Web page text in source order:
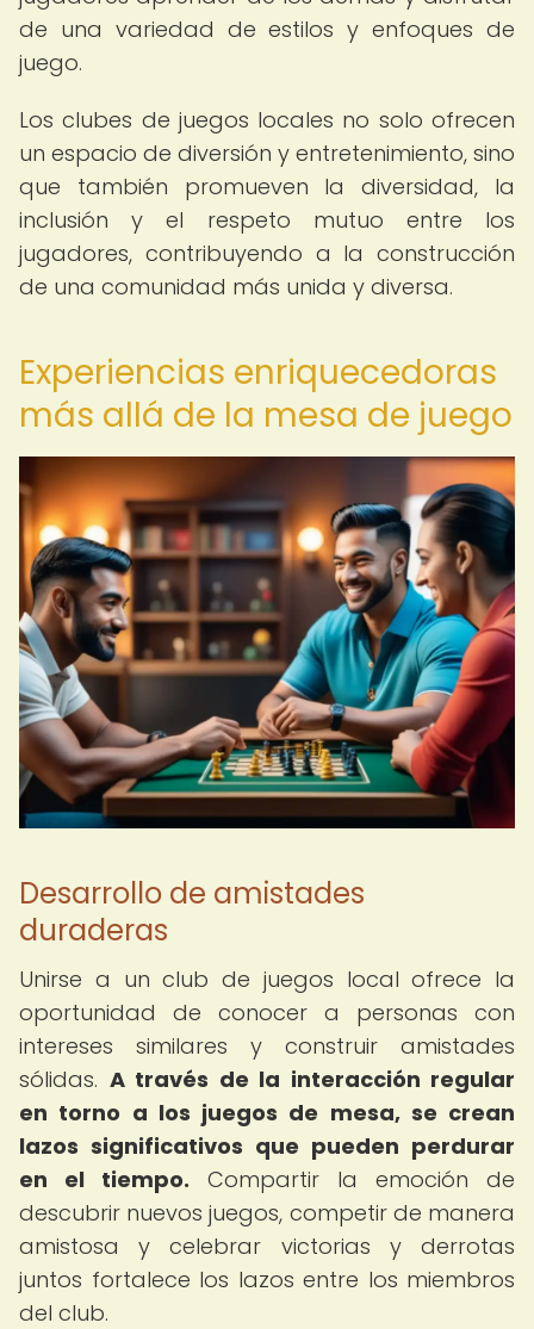
de una variedad de estilos y enfoques de
juego.
Los clubes de juegos locales no solo ofrecen
un espacio de diversión y entretenimiento, sino
que también promueven la diversidad, la
inclusión y el respeto mutuo entre los
jugadores, contribuyendo a la construcción
de una comunidad más unida y diversa.
Experiencias enriquecedoras
más allá de la mesa de juego
Desarrollo de amistades
duraderas
Unirse a un club de juegos local ofrece la
oportunidad de conocer a personas con
intereses similares y construir amistades
sólidas. A través de la interacción regular
en torno a los juegos de mesa, se crean
lazos significativos que pueden perdurar
en el tiempo. Compartir la emoción de
descubrir nuevos juegos, competir de manera
amistosa y celebrar victorias y derrotas
juntos fortalece los lazos entre los miembros
del club.